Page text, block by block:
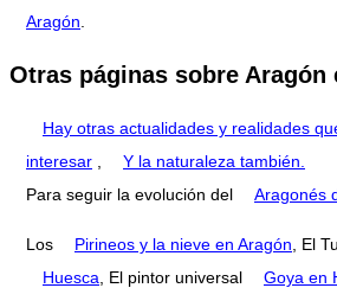
Aragón.
Otras páginas sobre Aragón
Hay otras actualidades y realidades
interesar
Y la naturaleza también.
Para seguir la evolución del
Aragonés
Los Pirineos y la nieve en Aragón , El
Huesca , El pintor universal Goya en